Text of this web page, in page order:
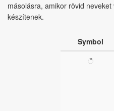
másolásra, amikor rövid
készítenek.
Symbol
ஂ